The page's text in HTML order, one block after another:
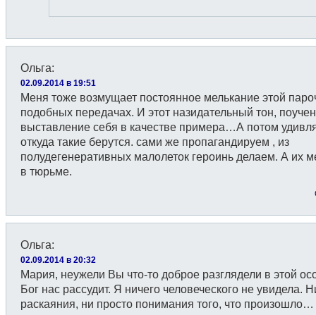
Ольга:
02.09.2014 в 19:51
Меня тоже возмущает постоянное мелькание этой
подобных передачах. И этот назидательный тон,
выставление себя в качестве примера…А потом
откуда такие берутся. сами же пропагандируем , из
полудегенеративных малолеток героинь делаем. А их
в тюрьме.
Ольга:
02.09.2014 в 20:32
Мария, неужели Вы что-то доброе разглядели в этой
Бог нас рассудит. Я ничего человеческого не увидела.
раскаяния, ни просто понимания того, что произошло…